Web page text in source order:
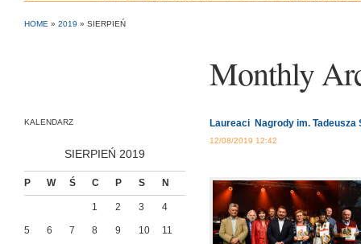
HOME » 2019 » SIERPIEŃ
Monthly
KALENDARZ
SIERPIEŃ 2019
P W Ś C P S N
1 2 3 4
5 6 7 8 9 10 11
Laureaci Nagrody im. Tadeusza
12/08/2019 12:42